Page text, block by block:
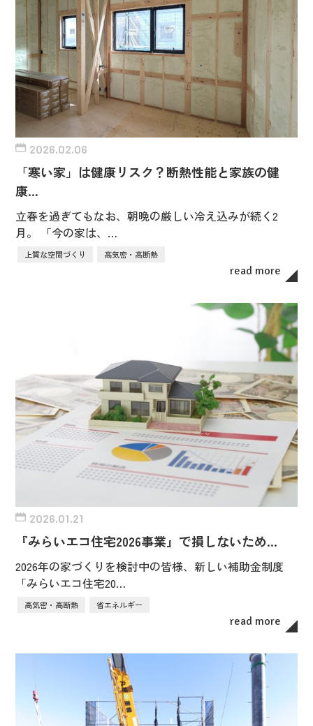
2026.02.06
「寒い家」は健康リスク？断熱性能と家族の健
康…
立春を過ぎてもなお、朝晩の厳しい冷え込みが続く2
月。 「今の家は、…
上質な空間づくり 高気密・高断熱
read more
2026.01.21
『みらいエコ住宅2026事業』で損しないため…
2026年の家づくりを検討中の皆様、新しい補助金制度
「みらいエコ住宅20…
高気密・高断熱 省エネルギー
read more